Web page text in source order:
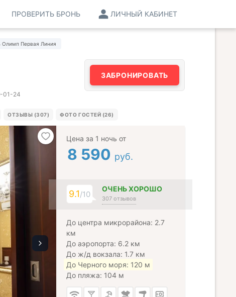
ЛИЧНЫЙ КАБИНЕТ
ПРОВЕРИТЬ БРОНЬ
Олимп Первая Линия
01-24
ЗАБРОНИРОВАТЬ
ОТЗЫВЫ (307) ФОТО ГОСТЕЙ (26)
Цена за 1 ночь от
8 590 руб.
9.1/10
ОЧЕНЬ ХОРОШО
307 отзывов
До центра микрорайона: 2.7
км
До аэропорта: 6.2 км
До ж/д вокзала: 1.7 км
До Черного моря: 120 м
До пляжа: 104 м